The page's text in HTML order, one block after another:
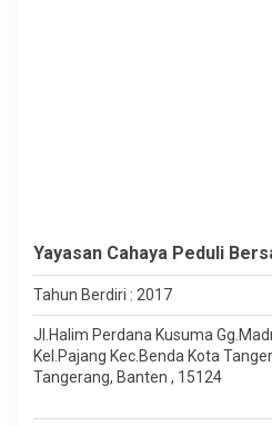
Yayasan Cahaya Peduli
Tahun Berdiri : 2017
Jl.Halim Perdana Kusuma
Kel.Pajang Kec.Benda Kota
Tangerang, Banten , 15124